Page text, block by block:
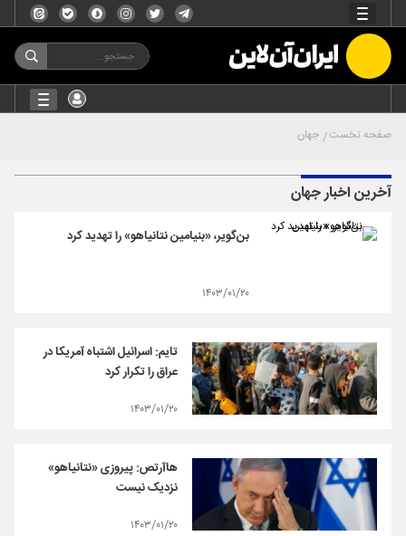
صفحه نخست جهان
آخرین اخبار جهان
بن‌گویر، «بنیامین نتانیاهو» را تهدید کرد
۱۴۰۳/۰۱/۲۰
تایم: اسرائیل اشتباه آمریکا در
عراق را تکرار کرد
۱۴۰۳/۰۱/۲۰
هاآرتص: پیروزی «نتانیاهو»
نزدیک نیست
۱۴۰۳/۰۱/۲۰